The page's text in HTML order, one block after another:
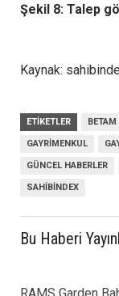
Şekil 8: Talep
Kaynak:
ETIKETLER BETAM
GAYRIMENKUL
GÜNCEL HABERLER
SAHIBINDEX
Bu Haberi